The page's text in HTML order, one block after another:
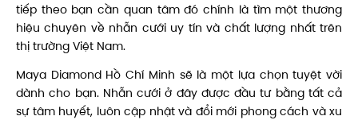
tiếp theo bạn cần quan tâm đó chính là tìm một thương
hiệu chuyên về nhẫn cưới uy tín và chất lượng nhất trên
thị trường Việt Nam.
Maya Diamond Hồ Chí Minh sẽ là một lựa chọn tuyệt vời
dành cho bạn. Nhẫn cưới ở đây được đầu tư bằng tất cả
sự tâm huyết, luôn cập nhật và đổi mới phong cách và xu